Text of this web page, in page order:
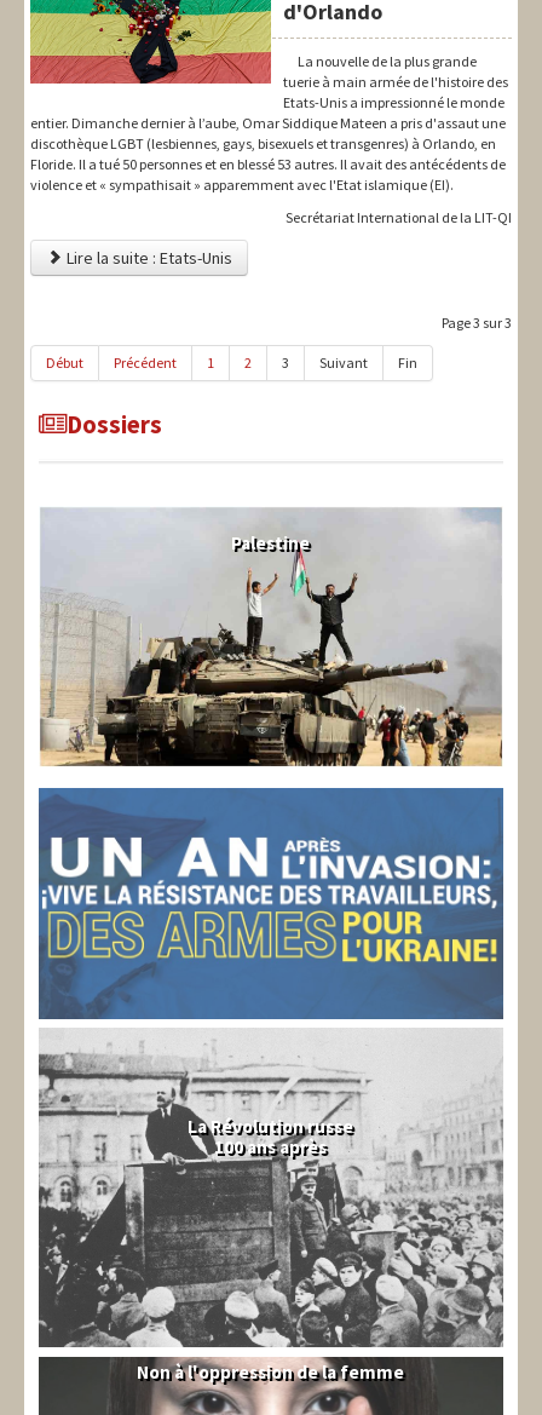
d'Orlando
La nouvelle de la plus grande
tuerie à main armée de l'histoire des
Etats-Unis a impressionné le monde
entier. Dimanche dernier à l’aube, Omar Siddique Mateen a pris d'assaut une
discothèque LGBT (lesbiennes, gays, bisexuels et transgenres) à Orlando, en
Floride. Il a tué 50 personnes et en blessé 53 autres. Il avait des antécédents de
violence et « sympathisait » apparemment avec l'Etat islamique (EI).
Secrétariat International de la LIT-QI
Lire la suite : Etats-Unis
Page 3 sur 3
Début Précédent 1 2 3 Suivant Fin
Dossiers
Palestine
La Révolution russe
100 ans après
Syrie
Non à l'oppression de la femme